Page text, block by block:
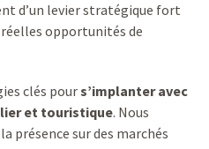
d’un levier stratégique fort
opportunités de
clés pours’implanter avec
et touristique. Nous
présence sur des marchés